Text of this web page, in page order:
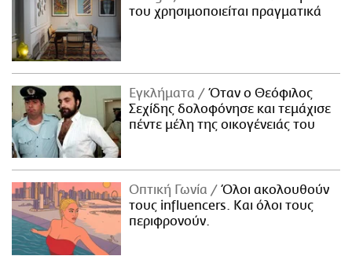
του χρησιμοποιείται πραγματικά
Εγκλήματα
Όταν ο Θεόφιλος
Σεχίδης δολοφόνησε και τεμάχισε
πέντε μέλη της οικογένειάς του
Οπτική Γωνία
Όλοι ακολουθούν
τους influencers. Και όλοι τους
περιφρονούν.